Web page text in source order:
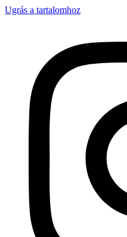
Ugrás a tartalomhoz